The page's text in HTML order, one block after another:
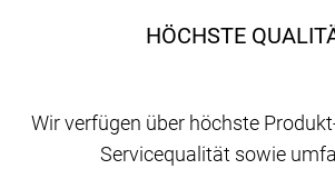
HÖCHSTE
Wir verfügen über höchste
Servicequalität sowie